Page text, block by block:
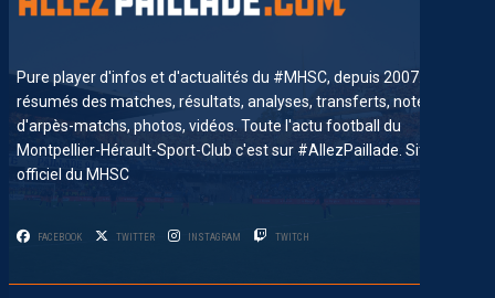
Pure player d'infos et d'actualités du #MHSC, depuis 2007. News,
résumés des matches, résultats, analyses, transferts, notes
d'arpès-matchs, photos, vidéos. Toute l'actu football du
Montpellier-Hérault-Sport-Club c'est sur #AllezPaillade. Site non-
officiel du MHSC
FACEBOOK TWITTER INSTAGRAM TWITCH